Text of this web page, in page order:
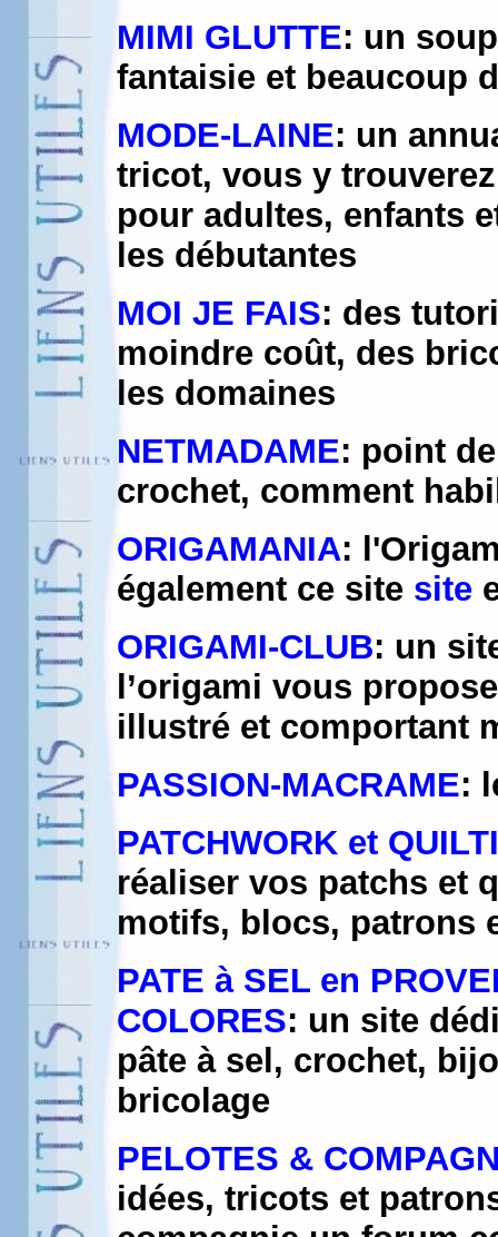
MIMI GLUTTE: un
fantaisie et beaucoup
MODE-LAINE: un
tricot, vous y
pour adultes, enfants
les débutantes
MOI JE FAIS: des
moindre coût, des
les domaines
NETMADAME: point
crochet, comment
ORIGAMANIA:
également ce site site
ORIGAMI-CLUB: un
l’origami vous
illustré et comportant
PASSION-MACRAME:
PATCHWORK et
réaliser vos patchs et
motifs, blocs, patrons
PATE à SEL en
COLORES: un site
pâte à sel, crochet,
bricolage
PELOTES &
idées, tricots et